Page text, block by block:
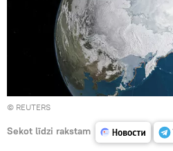
© REUTERS
Sekot līdzi rakstam